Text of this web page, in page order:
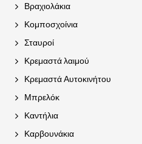
Βραχιολάκια
Κομποσχοίνια
Σταυροί
Κρεμαστά λαιμού
Κρεμαστά Αυτοκινήτου
Μπρελόκ
Καντήλια
Καρβουνάκια